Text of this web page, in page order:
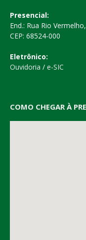
Presencial:
End.: Rua Rio
CEP: 68524-000
Eletrônico:
Ouvidoria / e-SIC
COMO CHEGAR À